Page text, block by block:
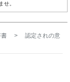
せ。
> 認定されの意